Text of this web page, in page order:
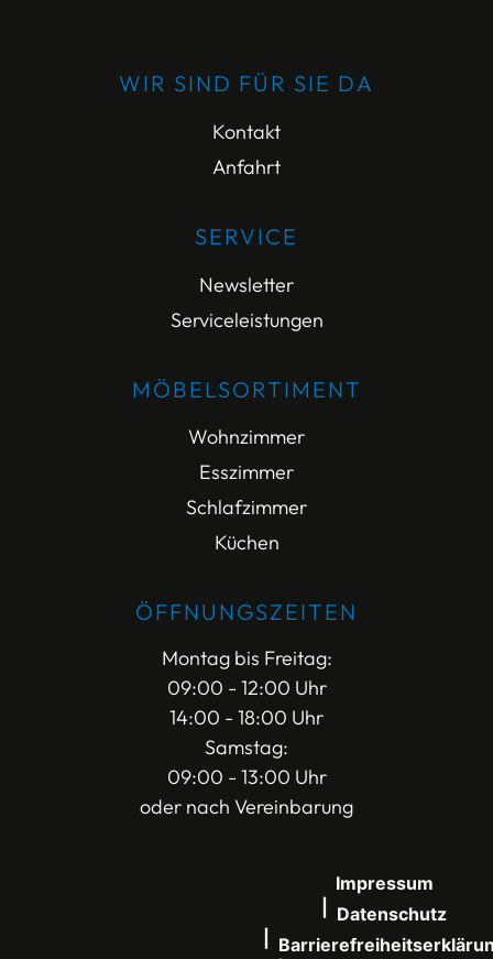
WIR SIND FÜR SIE DA
Kontakt
Anfahrt
SERVICE
Newsletter
Serviceleistungen
MÖBELSORTIMENT
Wohnzimmer
Esszimmer
Schlafzimmer
Küchen
ÖFFNUNGSZEITEN
Montag bis Freitag:
09:00 - 12:00 Uhr
14:00 - 18:00 Uhr
Samstag:
09:00 - 13:00 Uhr
oder nach Vereinbarung
Impressum
Datenschutz